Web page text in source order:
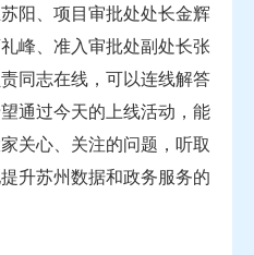
阳、项目审批处处长金辉
峰、准入审批处副处长张
同志在线，可以连线解答
通过今天的上线活动，能
关心、关注的问题，听取
升苏州数据和政务服务的